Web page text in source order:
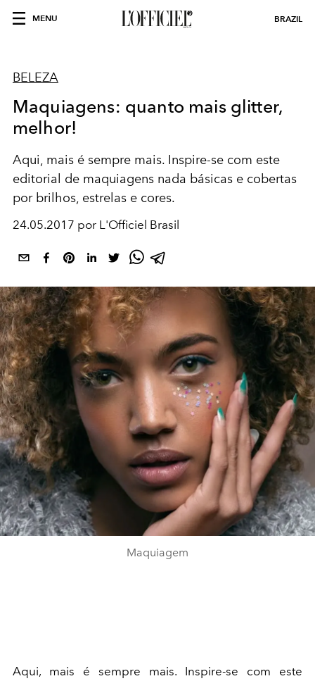
MENU BRAZIL
BELEZA
Maquiagens: quanto mais glitter,
melhor!
Aqui, mais é sempre mais. Inspire-se com este
editorial de maquiagens nada básicas e cobertas
por brilhos, estrelas e cores.
24.05.2017 por L'Officiel Brasil
Maquiagem
Aqui, mais é sempre mais. Inspire-se com este